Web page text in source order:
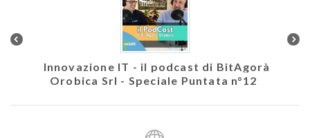
Innovazione IT - il podcast di BitAgorà
Orobica Srl - Speciale Puntata n°12